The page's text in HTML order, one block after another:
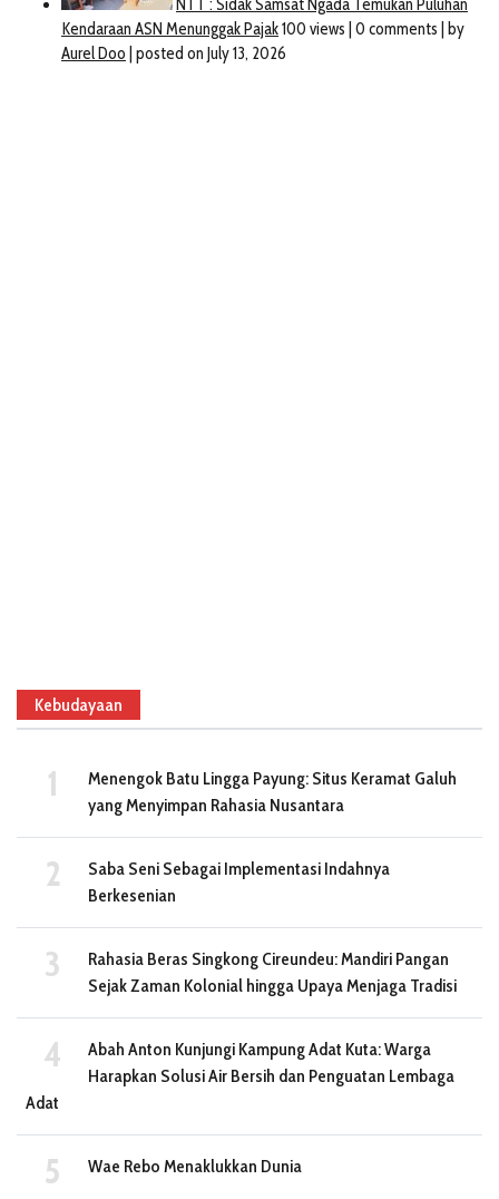
Kebudayaan
Menengok Batu Lingga Payung: Situs Keramat Galuh
yang Menyimpan Rahasia Nusantara
Saba Seni Sebagai Implementasi Indahnya
Berkesenian
Rahasia Beras Singkong Cireundeu: Mandiri Pangan
Sejak Zaman Kolonial hingga Upaya Menjaga Tradisi
Abah Anton Kunjungi Kampung Adat Kuta: Warga
Harapkan Solusi Air Bersih dan Penguatan Lembaga
Adat
Wae Rebo Menaklukkan Dunia